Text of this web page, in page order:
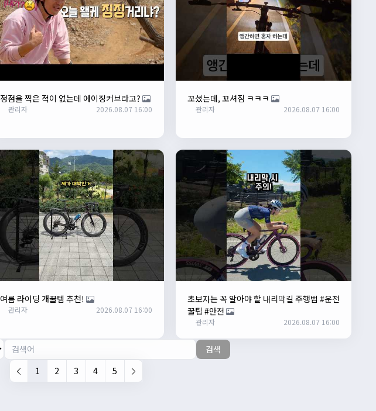
정점을 찍은 적이 없는데 에이징커브라고?
관리자 2026.08.07 16:00
꼬셨는데, 꼬셔짐 ㅋㅋㅋ
관리자 2026.08.07 16:00
여름 라이딩 개꿀템 추천!
관리자 2026.08.07 16:00
초보자는 꼭 알아야 할 내리막길 주행법 #운전
꿀팁 #안전
관리자 2026.08.07 16:00
검색
1
2 3 4 5